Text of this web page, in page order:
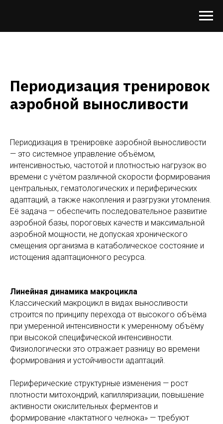
Периодизация тренировок
аэробной выносливости
Периодизация в тренировке аэробной выносливости
— это системное управление объёмом,
интенсивностью, частотой и плотностью нагрузок во
времени с учётом различной скорости формирования
центральных, гематологических и периферических
адаптаций, а также накопления и разгрузки утомления.
Её задача — обеспечить последовательное развитие
аэробной базы, пороговых качеств и максимальной
аэробной мощности, не допуская хронического
смещения организма в катаболическое состояние и
истощения адаптационного ресурса.
Линейная динамика макроцикла
Классический макроцикл в видах выносливости
строится по принципу перехода от высокого объёма
при умеренной интенсивности к умеренному объёму
при высокой специфической интенсивности.
Физиологически это отражает разницу во времени
формирования и устойчивости адаптаций.
Периферические структурные изменения — рост
плотности митохондрий, капилляризации, повышение
активности окислительных ферментов и
формирование «лактатного челнока» — требуют